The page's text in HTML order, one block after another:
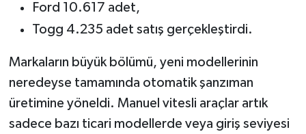
Ford 10.617 adet,
Togg 4.235 adet satış gerçekleştirdi.
Markaların büyük bölümü, yeni modellerinin
neredeyse tamamında otomatik şanzıman
üretimine yöneldi. Manuel vitesli araçlar artık
sadece bazı ticari modellerde veya giriş seviyesi